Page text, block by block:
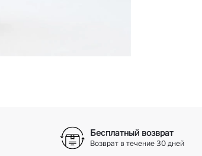
Бесплатный возврат
Возврат в течение 30 дней